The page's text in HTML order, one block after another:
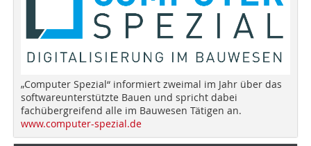
„Computer Spezial“ informiert zweimal im Jahr über das
softwareunterstützte Bauen und spricht dabei
fachübergreifend alle im Bauwesen Tätigen an.
www.computer-spezial.de